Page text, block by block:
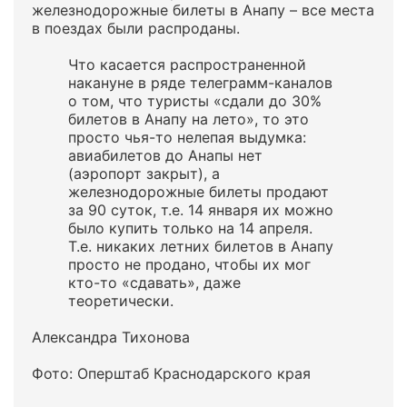
железнодорожные билеты в Анапу – все места
в поездах были распроданы.
Что касается распространенной
накануне в ряде телеграмм-каналов
о том, что туристы «сдали до 30%
билетов в Анапу на лето», то это
просто чья-то нелепая выдумка:
авиабилетов до Анапы нет
(аэропорт закрыт), а
железнодорожные билеты продают
за 90 суток, т.е. 14 января их можно
было купить только на 14 апреля.
Т.е. никаких летних билетов в Анапу
просто не продано, чтобы их мог
кто-то «сдавать», даже
теоретически.
Александра Тихонова
Фото: Оперштаб Краснодарского края